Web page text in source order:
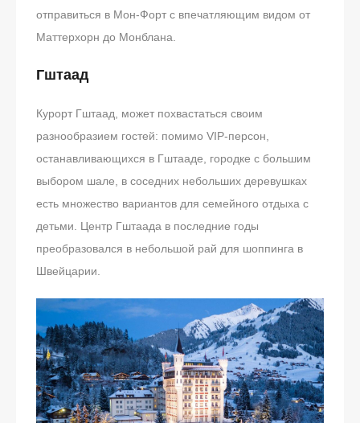
отправиться в Мон-Форт с впечатляющим видом от
Маттерхорн до Монблана.
Гштаад
Курорт Гштаад, может похвастаться своим
разнообразием гостей: помимо VIP-персон,
останавливающихся в Гштааде, городке с большим
выбором шале, в соседних небольших деревушках
есть множество вариантов для семейного отдыха с
детьми. Центр Гштаада в последние годы
преобразовался в небольшой рай для шоппинга в
Швейцарии.